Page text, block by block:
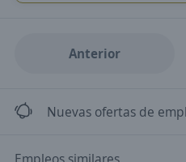
Anterior
Nuevas ofertas de